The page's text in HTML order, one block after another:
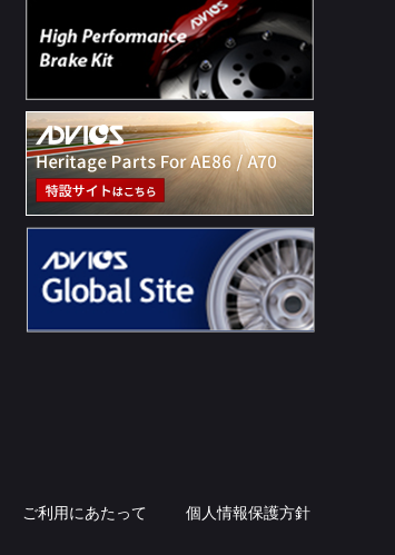
ご利用にあたって 個人情報保護方針